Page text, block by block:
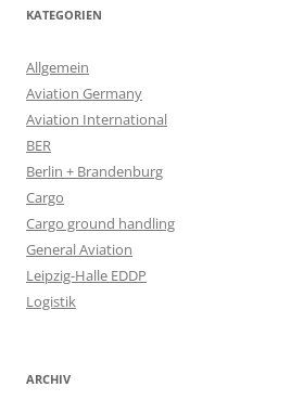
KATEGORIEN
Allgemein
Aviation Germany
Aviation International
BER
Berlin + Brandenburg
Cargo
Cargo ground handling
General Aviation
Leipzig-Halle EDDP
Logistik
ARCHIV